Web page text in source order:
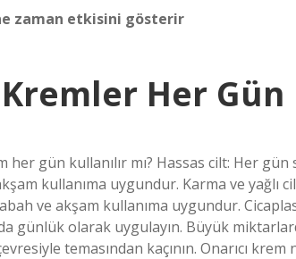
zaman etkisini gösterir
Kremler Her Gün
her gün kullanılır mı? Hassas cilt: Her
kullanıma uygundur. Karma ve yağlı
ve akşam kullanıma uygundur.
günlük olarak uygulayın. Büyük
temasından kaçının. Onarıcı krem